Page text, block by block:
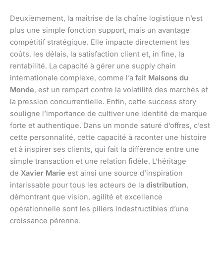
Deuxièmement, la maîtrise de la chaîne logistique n’est
plus une simple fonction support, mais un avantage
compétitif stratégique. Elle impacte directement les
coûts, les délais, la satisfaction client et, in fine, la
rentabilité. La capacité à gérer une supply chain
internationale complexe, comme l’a fait Maisons du
Monde, est un rempart contre la volatilité des marchés et
la pression concurrentielle. Enfin, cette success story
souligne l’importance de cultiver une identité de marque
forte et authentique. Dans un monde saturé d’offres, c’est
cette personnalité, cette capacité à raconter une histoire
et à inspirer ses clients, qui fait la différence entre une
simple transaction et une relation fidèle. L’héritage
de Xavier Marie est ainsi une source d’inspiration
intarissable pour tous les acteurs de la distribution,
démontrant que vision, agilité et excellence
opérationnelle sont les piliers indestructibles d’une
croissance pérenne.